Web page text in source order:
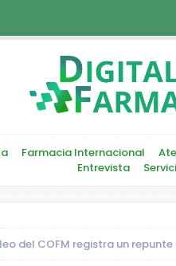
Farmacia Internacional
Entrevista
del COFM registra un